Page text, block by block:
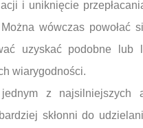
i uniknięcie
wówczas powołać
uzyskać podobne lub
wiarygodności.
z najsilniejszych
skłonni do